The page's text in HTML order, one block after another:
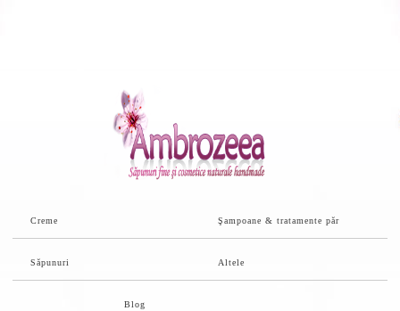
Creme Şampoane & tratamente păr
Săpunuri Altele
Blog